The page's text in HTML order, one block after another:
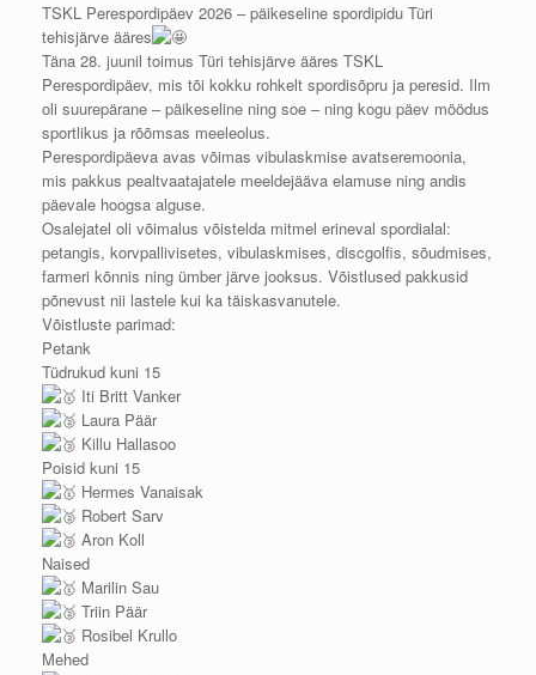
TSKL Perespordipäev 2026 – päikeseline spordipidu Türi
tehisjärve ääres
Täna 28. juunil toimus Türi tehisjärve ääres TSKL
Perespordipäev, mis tõi kokku rohkelt spordisõpru ja peresid. Ilm
oli suurepärane – päikeseline ning soe – ning kogu päev möödus
sportlikus ja rõõmsas meeleolus.
Perespordipäeva avas võimas vibulaskmise avatseremoonia,
mis pakkus pealtvaatajatele meeldejääva elamuse ning andis
päevale hoogsa alguse.
Osalejatel oli võimalus võistelda mitmel erineval spordialal:
petangis, korvpallivisetes, vibulaskmises, discgolfis, sõudmises,
farmeri kõnnis ning ümber järve jooksus. Võistlused pakkusid
põnevust nii lastele kui ka täiskasvanutele.
Võistluste parimad:
Petank
Tüdrukud kuni 15
Iti Britt Vanker
Laura Päär
Killu Hallasoo
Poisid kuni 15
Hermes Vanaisak
Robert Sarv
Aron Koll
Naised
Marilin Sau
Triin Päär
Rosibel Krullo
Mehed